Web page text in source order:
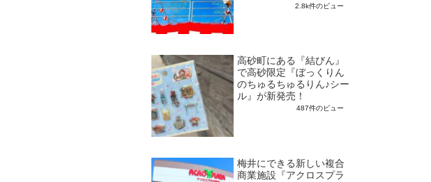
2.8k件のビュー
高砂町にある『結びん』
で高砂限定『ぼっくりん
のちゅるちゅるりん♪シー
ル』が新発売！
487件のビュー
梅井にできる新しい複合
商業施設『アクロスプラ